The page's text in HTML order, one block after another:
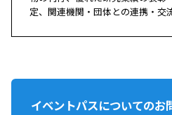
定、関連機関・団体との連携・交
イベントパスについてのお